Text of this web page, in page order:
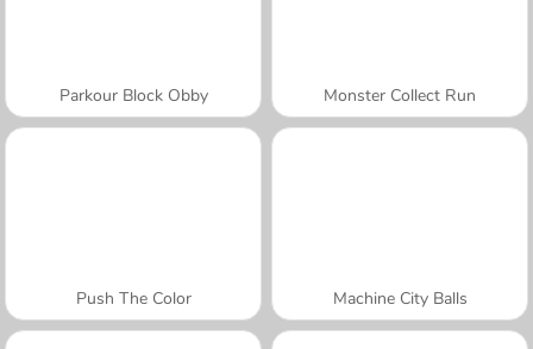
Parkour Block Obby Monster Collect Run
Push The Color Machine City Balls